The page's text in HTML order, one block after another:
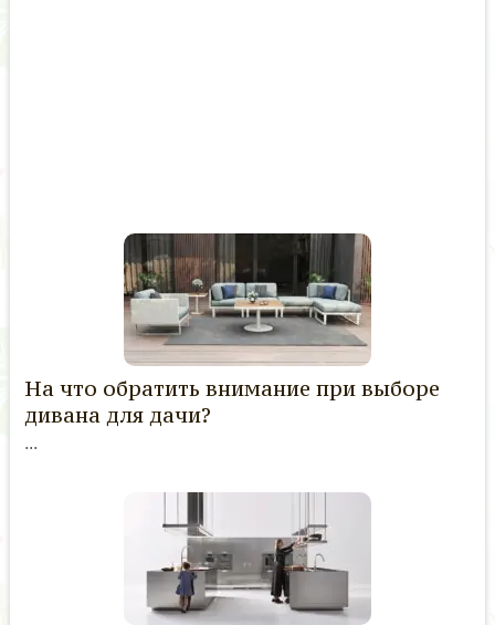
На что обратить внимание при выборе
дивана для дачи?
...